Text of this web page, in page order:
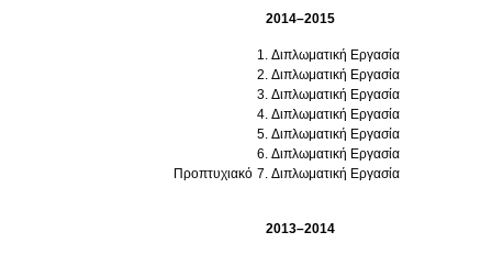
2014–2015
Προπτυχιακό
Διπλωματική Εργασία
Διπλωματική Εργασία
Διπλωματική Εργασία
Διπλωματική Εργασία
Διπλωματική Εργασία
Διπλωματική Εργασία
Διπλωματική Εργασία
2013–2014